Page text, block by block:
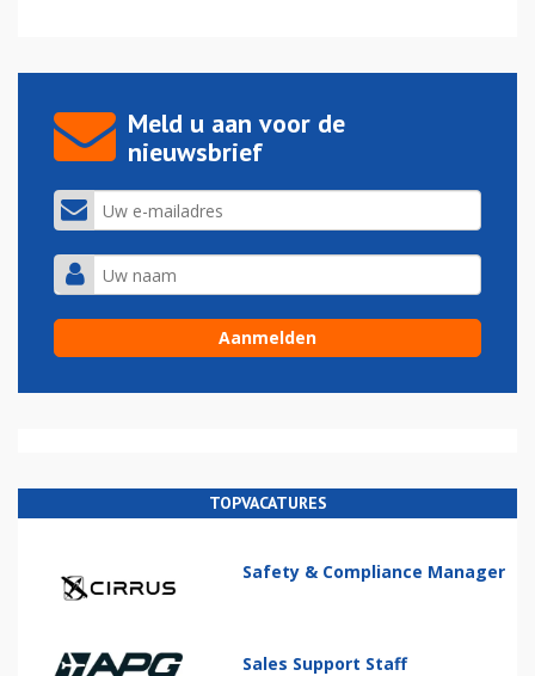
Meld u aan voor de
nieuwsbrief
TOPVACATURES
Safety & Compliance Manager
Sales Support Staff